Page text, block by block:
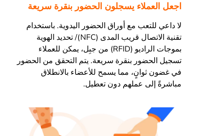
اجعل العملاء يسجلون الحضور بنقرة سريعة
لا داعي للتعب مع أوراق الحضور اليدوية. باستخدام
تقنية الاتصال قريب المدى (NFC)/ تحديد الهوية
بموجات الراديو (RFID) من جبِل، يمكن للعملاء
تسجيل الحضور بنقرة سريعة. يتم التحقق من الحضور
في غضون ثوانٍ، مما يسمح للأعضاء بالانطلاق
مباشرةً إلى عملهم دون تعطيل.